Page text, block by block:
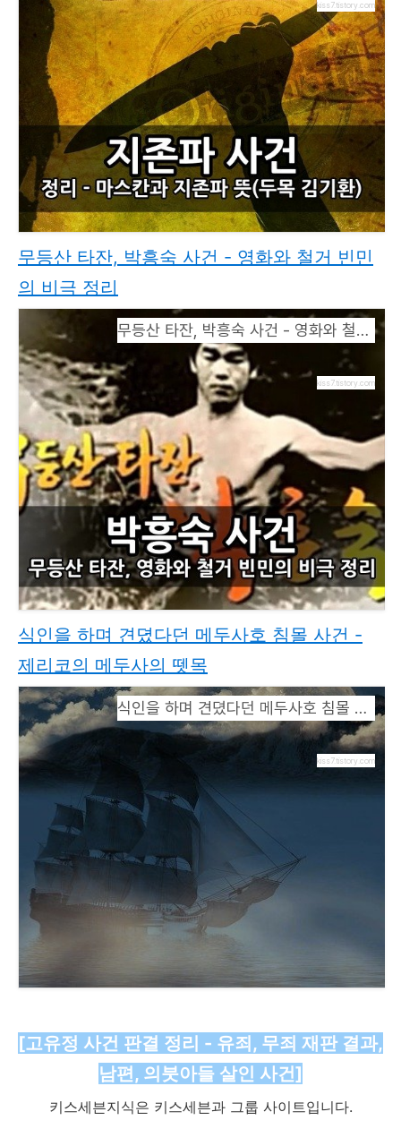
kiss7.tistory.com
무등산 타잔, 박흥숙 사건 - 영화와 철거 빈민
의 비극 정리
무등산 타잔, 박흥숙 사건 - 영화와 철거 빈민의 비극 정리
kiss7.tistory.com
식인을 하며 견뎠다던 메두사호 침몰 사건 -
제리코의 메두사의 뗏목
식인을 하며 견뎠다던 메두사호 침몰 사건 - 제리코의 메두사의 뗏목
kiss7.tistory.com
[고유정 사건 판결 정리 - 유죄, 무죄 재판 결과,
남편, 의붓아들 살인 사건]​​
키스세븐지식은 키스세븐과 그룹 사이트입니다.